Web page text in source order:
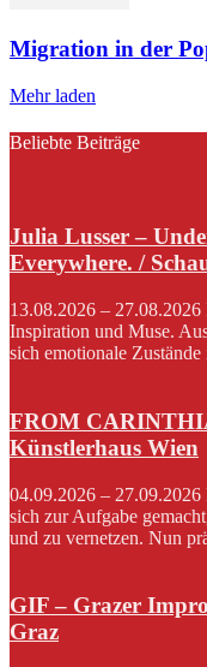
Migration in der
Mehr laden
Beliebte Beiträge
Julia Lusser –
Everywhere. /
13.08.2026 –
Inspiration und Muse.
sich emotionale
FROM
Künstlerhaus Wien
04.09.2026 –
sich zur Aufgabe
und zu vernetzen. Nun
GIF – Grazer
Graz